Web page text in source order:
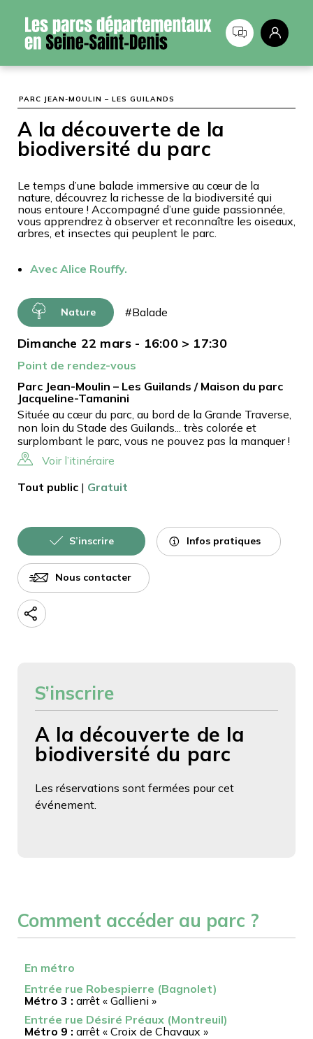
PARC JEAN-MOULIN – LES GUILANDS
A la découverte de la
biodiversité du parc
Le temps d’une balade immersive au cœur de la
nature, découvrez la richesse de la biodiversité qui
nous entoure ! Accompagné d’une guide passionnée,
vous apprendrez à observer et reconnaître les oiseaux,
arbres, et insectes qui peuplent le parc.
Avec Alice Rouffy.
Nature #Balade
Dimanche 22 mars - 16:00 > 17:30
Point de rendez-vous
Parc Jean-Moulin – Les Guilands / Maison du parc
Jacqueline-Tamanini
Située au cœur du parc, au bord de la Grande Traverse,
non loin du Stade des Guilands... très colorée et
surplombant le parc, vous ne pouvez pas la manquer !
Voir l’itinéraire
Tout public | Gratuit
S’inscrire Infos pratiques
Nous contacter
S’inscrire
A la découverte de la
biodiversité du parc
Les réservations sont fermées pour cet
événement.
Comment accéder au parc ?
En métro
Entrée rue Robespierre (Bagnolet)
Métro 3 : arrêt « Gallieni »
Entrée rue Désiré Préaux (Montreuil)
Métro 9 : arrêt « Croix de Chavaux »